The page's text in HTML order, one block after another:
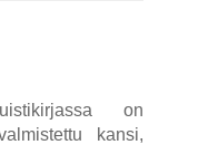
on
kansi,